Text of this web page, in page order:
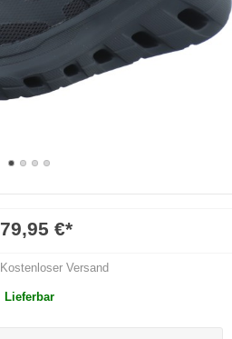
79,95 €*
Kostenloser Versand
Lieferbar